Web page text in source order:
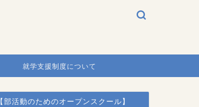
就学支援制度について
【部活動のためのオープンスクール】